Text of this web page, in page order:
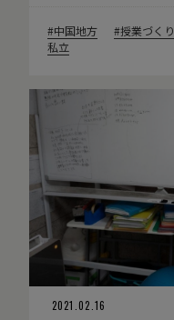
中国地方 授業づくり
私立
2021.02.16